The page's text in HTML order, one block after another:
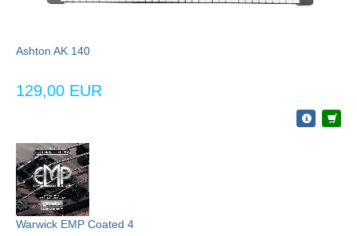
Ashton AK 140
129,00 EUR
Warwick EMP Coated 4